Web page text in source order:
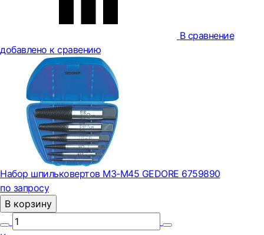
В сравнение
добавлено к сравению
Набор шпильковертов M3-M45 GEDORE 6759890
по запросу
В корзину